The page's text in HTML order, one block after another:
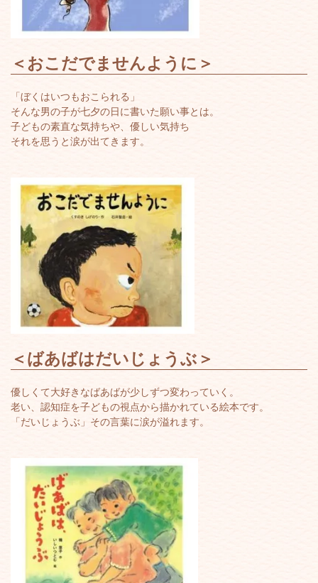
＜ おこだでませんように ＞
「ぼくはいつもおこられる」
そんな男の子が七夕の日に書いた願い事とは。
子どもの素直な気持ちや、優しい気持ち
それを思うと涙が出てきます。
＜ ばあばはだいじょうぶ ＞
優しくて大好きなばあばが少しずつ変わっていく。
老い、認知症を子どもの視点から描かれている絵本です。
「だいじょうぶ」その言葉に涙が溢れます。